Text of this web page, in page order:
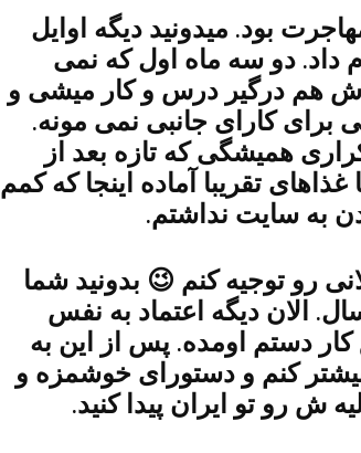
بود. میدونید دیگه اوایل
داد. دو سه ماه اول که نمی
هم درگیر درس و کار میشی و
برای کارای جانبی نمی مونه.
همیشگی که تازه بعد از
تقریبا آماده اینجا که کمم
به سایت نداشتم.
رو توجیه کنم 😉 بدونید شما
الان دیگه اعتماد به نفس
کار دستم اومده. پس از این به
کنم و دستورای خوشمزه و
ش رو تو ایران پیدا کنید.